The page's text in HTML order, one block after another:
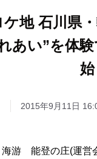
ケ地 石川県
あい”を体
始
2015年9月11日
游 能登の庄(運営